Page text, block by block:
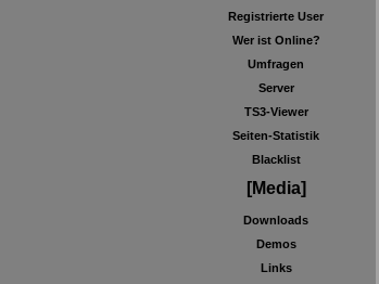
Registrierte User
Wer ist Online?
Umfragen
Server
TS3-Viewer
Seiten-Statistik
Blacklist
[Media]
Downloads
Demos
Links